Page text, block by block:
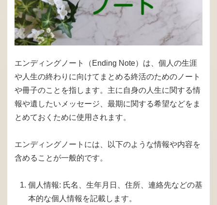
エンディングノート（Ending Note）は、個人の生涯
や人生の終わりに向けてまとめる終活のためのノート
や冊子のことを指します。主に自身の人生に関する情
報や遺したいメッセージ、最期に関する希望などをま
とめておくために使用されます。
エンディングノートには、以下のような情報や内容を
含めることが一般的です。
個人情報: 氏名、生年月日、住所、連絡先などの基
本的な個人情報を記載します。